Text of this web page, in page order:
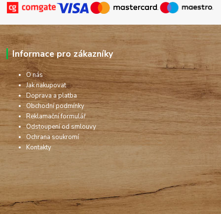
Informace pro zákazníky
O nás
Jak nakupovat
Doprava a platba
Obchodní podmínky
Reklamační formulář
Odstoupení od smlouvy
Ochrana soukromí
Kontakty